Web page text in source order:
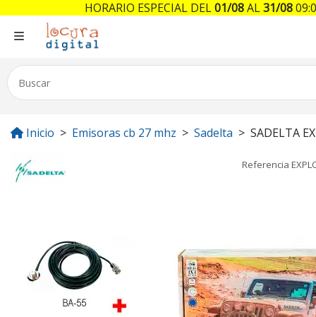
Inicio Emisoras cb 27 mhz Sadelta SADELTA
Referencia
HORARIO ESPECIAL DEL01/08AL31/08